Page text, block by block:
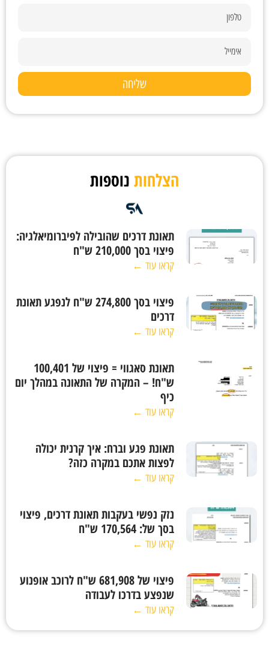
שליחה
הצלחות נוספות
תאונת דרכים שהובילה לפיברומיאלגיה:
פיצוי בסך 210,000 ש"ח
קראו עוד ←
פיצוי בסך 274,800 ש"ח לנפגע תאונת
דרכים
קראו עוד ←
תאונת סאגווי = פיצוי של 100,401
ש"ח! – המקרה של התאונה במהלך יום
כיף
קראו עוד ←
תאונת פגע וברח: איך קרנית יכולה
לפצות אתכם במקרה כזה?
קראו עוד ←
נזק נפשי בעקבות תאונת דרכים, פיצוי
בסך של: 170,564 ש"ח
קראו עוד ←
פיצוי של 681,908 ש"ח לרוכב אופנוע
שנפצע בדרכו לעבודה
קראו עוד ←